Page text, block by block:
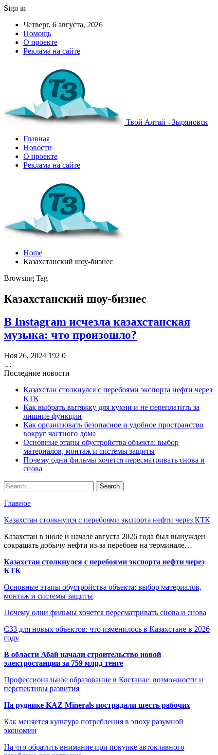
Sign in
Четверг, 6 августа, 2026
Помощь
О проекте
Реклама на сайте
Твой Алтай - Зыряновск
Главная
Новости
О проекте
Реклама на сайте
Home
Казахстанский шоу-бизнес
Browsing Tag
Казахстанский шоу-бизнес
В Instagram исчезла казахстанская
музыка: что произошло?
Ноя 26, 2024 192 0
…
Последние новости
Казахстан столкнулся с перебоями экспорта нефти через
КТК
Как выбрать вытяжку для кухни и не переплатить за
лишние функции
Как организовать безопасное и удобное пространство
вокруг частного дома
Основные этапы обустройства объекта: выбор
материалов, монтаж и системы защиты
Почему одни фильмы хочется пересматривать снова и
снова
Главное
Казахстан столкнулся с перебоями экспорта нефти через КТК
Казахстан в июле и начале августа 2026 года был вынужден
сокращать добычу нефти из-за перебоев на терминале…
Казахстан столкнулся с перебоями экспорта нефти через
КТК
Основные этапы обустройства объекта: выбор материалов,
монтаж и системы защиты
Почему одни фильмы хочется пересматривать снова и снова
СЗЗ для новых объектов: что изменилось в Казахстане в 2026
году
В области Абай начали строительство новой
электростанции за 759 млрд тенге
Профессиональное образование в Костанае: возможности и
перспективы развития
На руднике KAZ Minerals пострадали шесть рабочих
Как меняется культура потребления в эпоху разумной
экономии
На что обратить внимание при покупке автоклавного